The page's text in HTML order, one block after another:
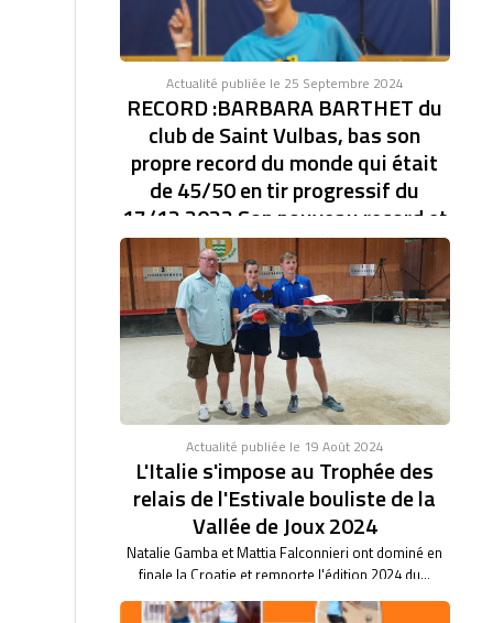
Actualité publiée le 25 Septembre 2024
RECORD :BARBARA BARTHET du
club de Saint Vulbas, bas son
propre record du monde qui était
de 45/50 en tir progressif du
17/12 2023 Son nouveau record et
de 46/47.établi à la coupe d'Europe
des clubs féminin.
RECORD DU MONDE EN TIR PROGRESSIF AVEC
46/47. BARBARA BARTHET du club de Saint Vulbas,
bas son...
Actualité publiée le 19 Août 2024
L'Italie s'impose au Trophée des
relais de l'Estivale bouliste de la
Vallée de Joux 2024
Natalie Gamba et Mattia Falconnieri ont dominé en
finale la Croatie et remporte l'édition 2024 du...